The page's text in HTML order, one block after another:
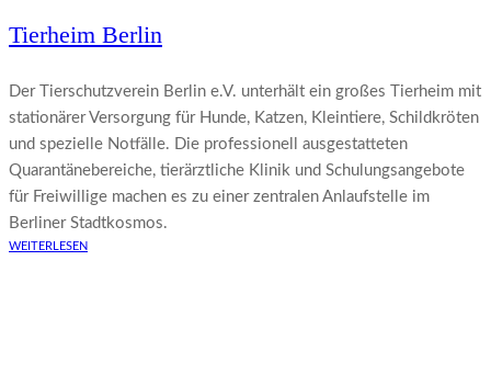
Tierheim Berlin
Der Tierschutzverein Berlin e.V. unterhält ein großes Tierheim mit
stationärer Versorgung für Hunde, Katzen, Kleintiere, Schildkröten
und spezielle Notfälle. Die professionell ausgestatteten
Quarantänebereiche, tierärztliche Klinik und Schulungsangebote
für Freiwillige machen es zu einer zentralen Anlaufstelle im
Berliner Stadtkosmos.
WEITERLESEN